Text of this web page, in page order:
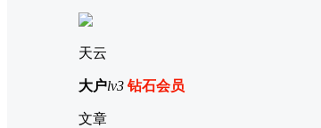
天云
大户lv3 钻石会员
文章